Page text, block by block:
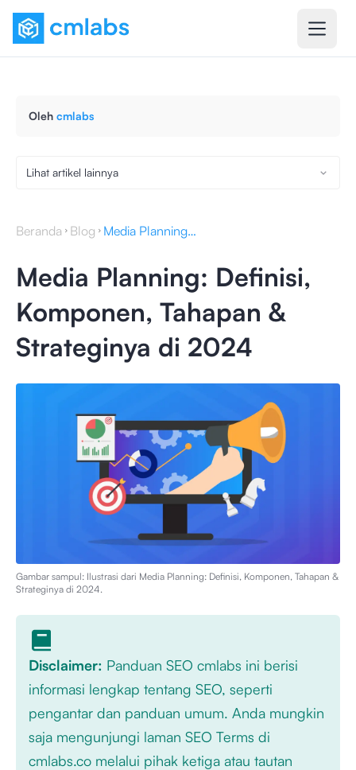
Oleh cmlabs
Lihat artikel lainnya
Beranda Blog Media Planning: Definisi, Komponen, Tahapan & Strateginya di 2024
Media Planning: Definisi,
Komponen, Tahapan &
Strateginya di 2024
Gambar sampul: Ilustrasi dari Media Planning: Definisi, Komponen, Tahapan &
Strateginya di 2024.
Disclaimer: Panduan SEO cmlabs ini berisi
informasi lengkap tentang SEO, seperti
pengantar dan panduan umum. Anda mungkin
saja mengunjungi laman SEO Terms di
cmlabs.co melalui pihak ketiga atau tautan